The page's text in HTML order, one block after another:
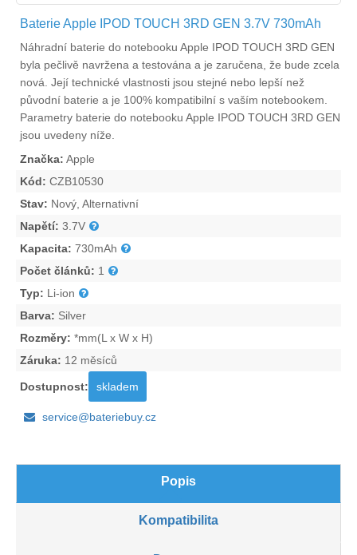
Baterie Apple IPOD TOUCH 3RD GEN 3.7V 730mAh
Náhradní baterie do notebooku Apple IPOD TOUCH 3RD GEN
byla pečlivě navržena a testována a je zaručena, že bude zcela
nová. Její technické vlastnosti jsou stejné nebo lepší než
původní baterie a je 100% kompatibilní s vaším notebookem.
Parametry baterie do notebooku Apple IPOD TOUCH 3RD GEN
jsou uvedeny níže.
Značka: Apple
Kód: CZB10530
Stav: Nový, Alternativní
Napětí: 3.7V
Kapacita: 730mAh
Počet článků: 1
Typ: Li-ion
Barva: Silver
Rozměry: *mm(L x W x H)
Záruka: 12 měsíců
Dostupnost: skladem
service@bateriebuy.cz
Popis
Kompatibilita